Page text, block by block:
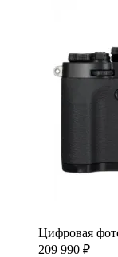
Цифровая
209 990 ₽